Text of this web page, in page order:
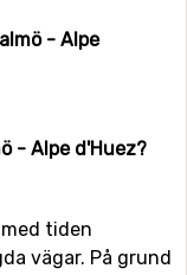
- Alpe
- Alpe d'Huez?
tiden
vägar. På grund